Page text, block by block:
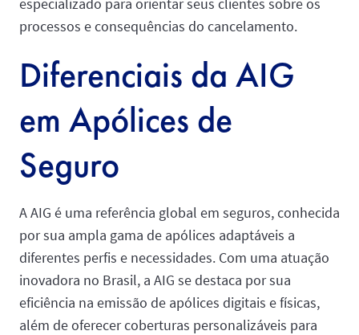
processos e consequências do cancelamento.
Diferenciais da AIG
em Apólices de
Seguro
A AIG é uma referência global em seguros, conhecida
por sua ampla gama de apólices adaptáveis a
diferentes perfis e necessidades. Com uma atuação
inovadora no Brasil, a AIG se destaca por sua
eficiência na emissão de apólices digitais e físicas,
além de oferecer coberturas personalizáveis para